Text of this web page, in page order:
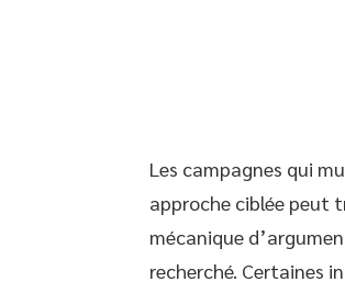
Les campagnes qui
approche ciblée peut
mécanique
recherché. Certaines